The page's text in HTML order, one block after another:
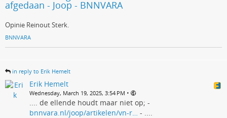
afgedaan - Joop - BNNVARA
Opinie Reinout Sterk.
BNNVARA
in reply to Erik Hemelt
Erik Hemelt
Wednesday, March 19, 2025, 3:54 PM •
.... de ellende houdt maar niet op; -
bnnvara.nl/joop/artikelen/vn-r…
- ....